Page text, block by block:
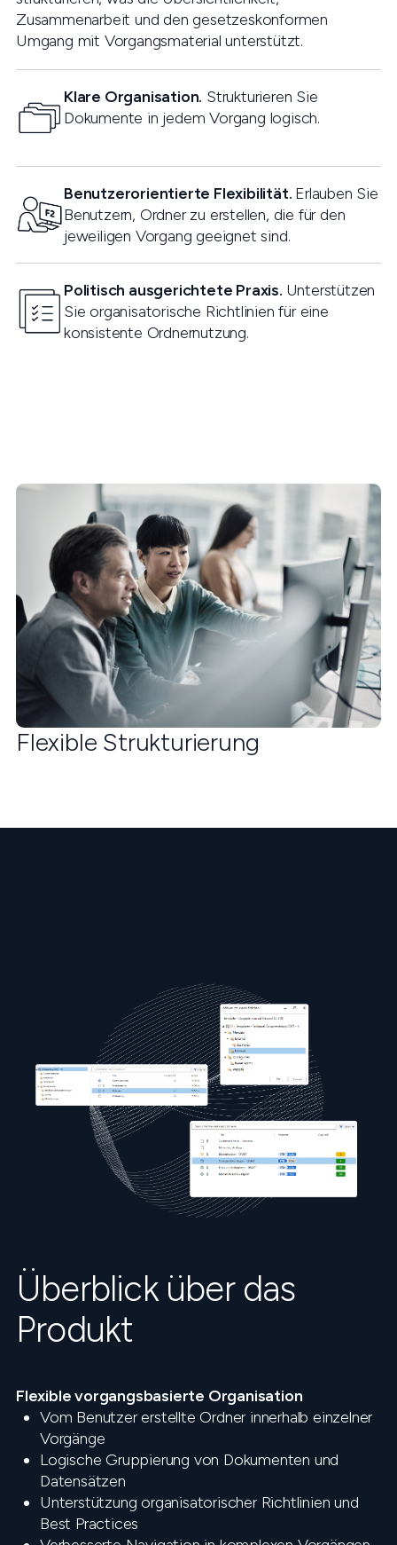
Flexible Strukturierung
Zusammenarbeit und den gesetzeskonformen
Umgang mit Vorgangsmaterial unterstützt.
Klare Organisation. Strukturieren Sie
Dokumente in jedem Vorgang logisch.
Benutzerorientierte Flexibilität. Erlauben Sie
Benutzern, Ordner zu erstellen, die für den
jeweiligen Vorgang geeignet sind.
Politisch ausgerichtete Praxis. Unterstützen
Sie organisatorische Richtlinien für eine
konsistente Ordnernutzung.
Überblick über das
Produkt
Flexible vorgangsbasierte Organisation
Vom Benutzer erstellte Ordner innerhalb einzelner
Vorgänge
Logische Gruppierung von Dokumenten und
Datensätzen
Unterstützung organisatorischer Richtlinien und
Best Practices